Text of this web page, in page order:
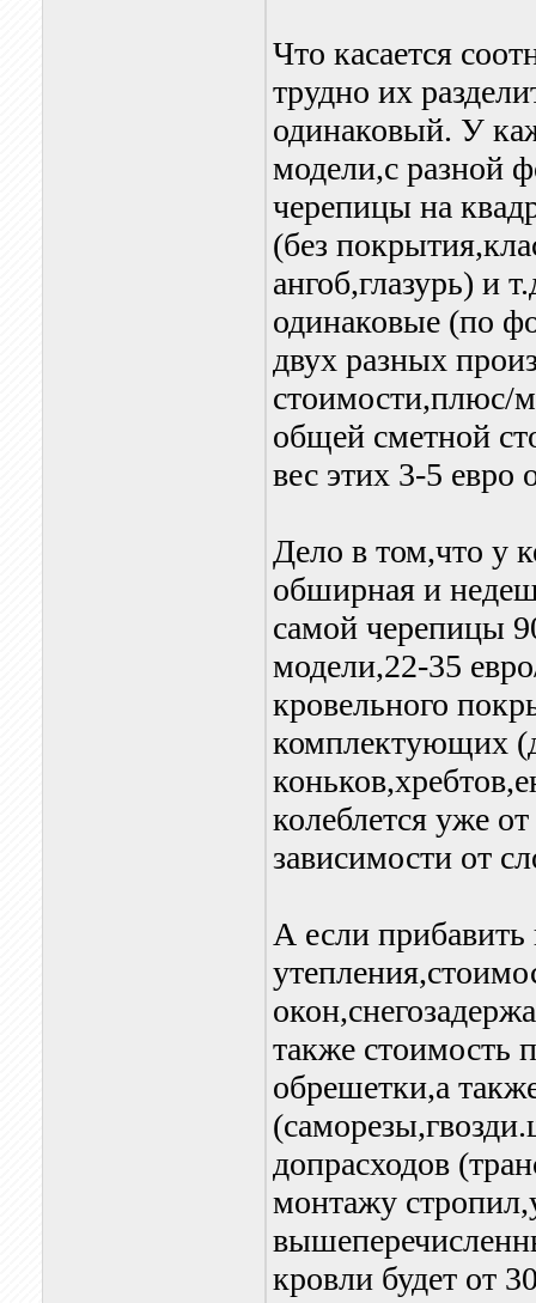
Что касается
трудно их
одинаковый. У
модели,с разной
черепицы на
(без
ангоб,глазурь) и
одинаковые (по
двух разных
стоимости,плюс/
общей сметной
вес этих 3-5 евро
Дело в том,что у
обширная и
самой черепицы
модели,22-35
кровельного
комплектующих
колеблется уже
зависимости от
А если
также стоимость
обрешетки,а
допрасходов
монтажу
кровли будет от